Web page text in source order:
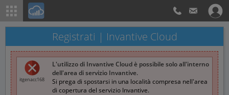
Registrati | Invantive Cloud
itgenacc168
L'utilizzo di Invantive Cloud è possibile solo all'interno
dell'area di servizio Invantive.
Si prega di spostarsi in una località compresa nell'area
di copertura del servizio Invantive.